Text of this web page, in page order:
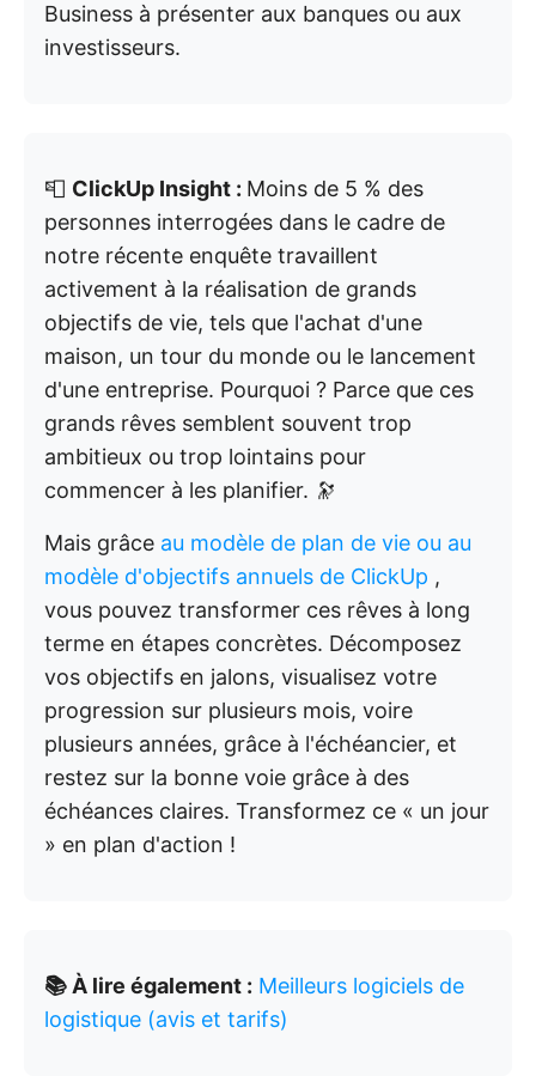
Business à présenter aux banques ou aux
investisseurs.
📮 ClickUp Insight : Moins de 5 % des
personnes interrogées dans le cadre de
notre récente enquête travaillent
activement à la réalisation de grands
objectifs de vie, tels que l'achat d'une
maison, un tour du monde ou le lancement
d'une entreprise. Pourquoi ? Parce que ces
grands rêves semblent souvent trop
ambitieux ou trop lointains pour
commencer à les planifier. 🔭
Mais grâce au modèle de plan de vie ou au
modèle d'objectifs annuels de ClickUp ,
vous pouvez transformer ces rêves à long
terme en étapes concrètes. Décomposez
vos objectifs en jalons, visualisez votre
progression sur plusieurs mois, voire
plusieurs années, grâce à l'échéancier, et
restez sur la bonne voie grâce à des
échéances claires. Transformez ce « un jour
» en plan d'action !
📚 À lire également : Meilleurs logiciels de
logistique (avis et tarifs)